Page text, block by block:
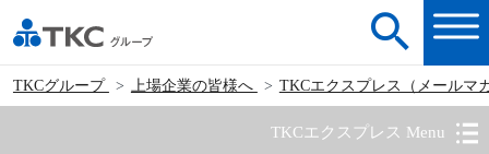
TKCグループ 上場企業の皆様へ TKCエクスプレス（メールマ
TKCエクスプレス Menu